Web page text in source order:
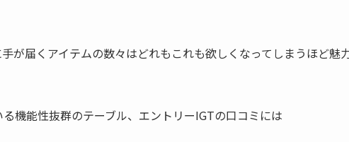
が届くアイテムの数々はどれもこれも欲しくなってしまうほど魅
機能性抜群のテーブル、エントリーIGTの口コミには